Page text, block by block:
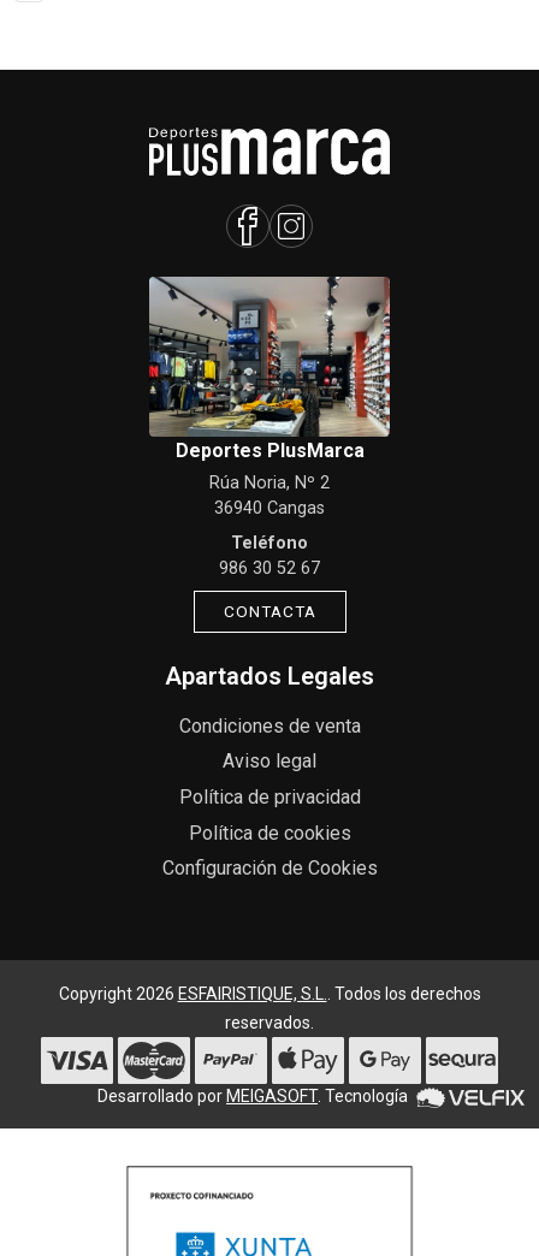
Deportes PlusMarca
Rúa Noria, Nº 2
36940 Cangas
Teléfono
986 30 52 67
CONTACTA
Apartados Legales
Condiciones de venta
Aviso legal
Política de privacidad
Política de cookies
Configuración de Cookies
Copyright 2026 ESFAIRISTIQUE, S.L.. Todos los derechos
reservados.
Desarrollado por MEIGASOFT. Tecnología